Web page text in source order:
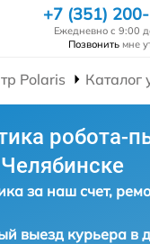
+7 (351)
Ежедневно с 9:00
Позвонить мне
Polaris Каталог
робота-
за наш счет,
выезд курьера в